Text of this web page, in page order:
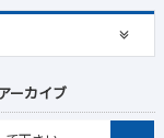
ーカイブ